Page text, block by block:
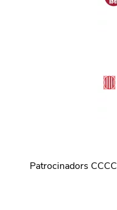
Patrocinadors CCCC